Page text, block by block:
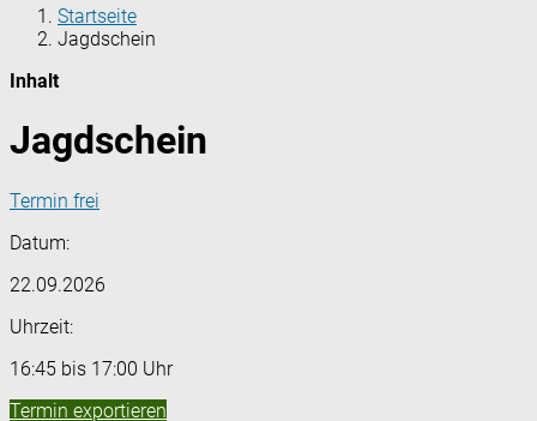
Startseite
Jagdschein
Inhalt
Jagdschein
Termin frei
Datum:
22.09.2026
Uhrzeit:
16:45 bis 17:00 Uhr
Termin exportieren